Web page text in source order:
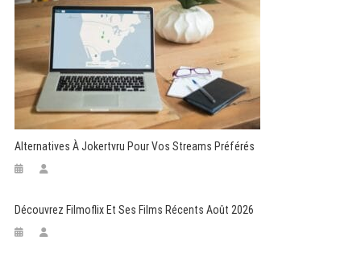
Alternatives À Jokertvru Pour Vos Streams Préférés
Découvrez Filmoflix Et Ses Films Récents Août 2026